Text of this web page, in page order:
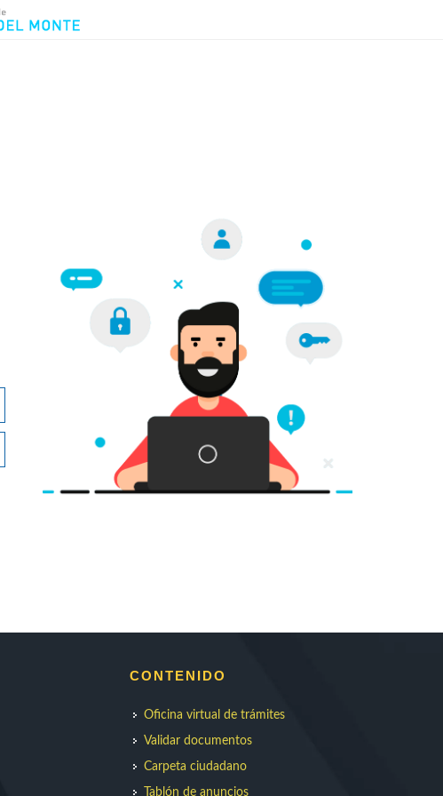
CONTENIDO
Oficina virtual de trámites
Validar documentos
Carpeta ciudadano
Tablón de anuncios